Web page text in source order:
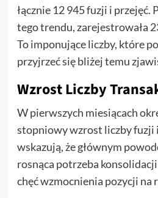
łącznie 12 945 fuzji i przejęć.
tego trendu, zarejestrowała
To imponujące liczby, które
przyjrzeć się bliżej temu
Wzrost Liczby
W pierwszych miesiącach
stopniowy wzrost liczby fuzji
wskazują, że głównym
rosnąca potrzeba
chęć wzmocnienia pozycji na